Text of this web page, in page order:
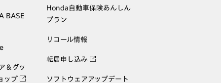
BASE
＆グッ
ップ
Honda自動車保険あんしん
プラン
リコール情報
転居申し込み
ソフトウェアアップデート